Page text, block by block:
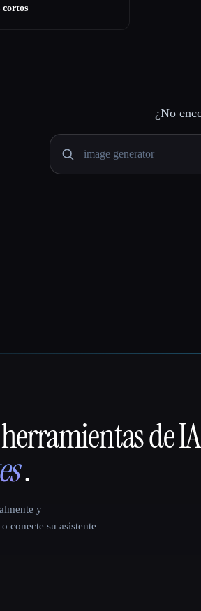
¿No
de
.
y
conecte su asistente